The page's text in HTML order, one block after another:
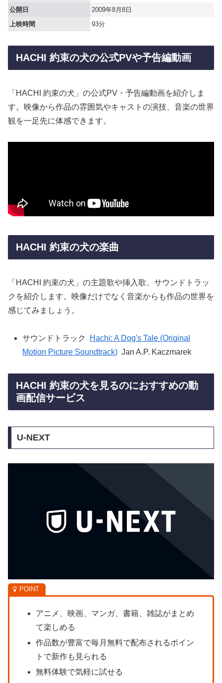
公開日
2009年8月8日
上映時間
93分
HACHI 約束の犬の公式PVや予告編動画
「HACHI 約束の犬」の公式PV・予告編動画を紹介しま
す。映像から作品の雰囲気やキャストの演技、音楽の世界
観を一足先に体感できます。
HACHI 約束の犬の楽曲
「HACHI 約束の犬」の主題歌や挿入歌、サウンドトラッ
クを紹介します。映像だけでなく音楽からも作品の世界を
感じてみましょう。
サウンドトラック
Hachi: A Dog's Tale (Original
Motion Picture Soundtrack) Jan A.P. Kaczmarek
HACHI 約束の犬を見るのにおすすめの動
画配信サービス
U-NEXT
アニメ、映画、マンガ、書籍、雑誌がまとめ
て楽しめる
作品数が豊富で毎月無料で配布されるポイン
トで新作も見られる
無料体験で気軽に試せる